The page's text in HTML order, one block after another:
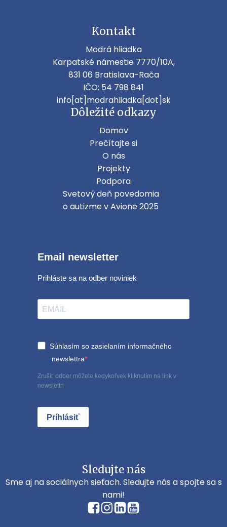
Kontakt
Modrá hliadka
Karpatské námestie 7770/10A,
831 06 Bratislava-Rača
IČO: 54 798 841
info[at]modrahliadka[dot]sk
Dôležité odkazy
Domov
Prečítajte si
O nás
Projekty
Podpora
Svetový deň povedomia
o autizme v Avione 2025
Email newsletter
Prihláste sa na odber noviniek
Súhlasím so zasielaním informačného
newslettra
Zrušiť odber môžete kedykoľvek kliknutím na link v
newslettri
Príhlásiť
Sledujte nás
Sme aj na sociálnych sieťach. Sledujte nás a spojte sa s
nami!